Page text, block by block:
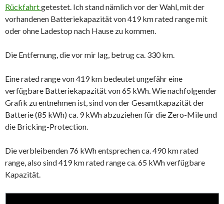
Rückfahrtgetestet. Ich stand nämlich vor der Wahl, mit der
vorhandenen Batteriekapazität von 419 km rated range mit
oder ohne Ladestop nach Hause zu kommen.
Die Entfernung, die vor mir lag, betrug ca. 330 km.
Eine rated range von 419 km bedeutet ungefähr eine
verfügbare Batteriekapazität von 65 kWh. Wie nachfolgender
Grafik zu entnehmen ist, sind von der Gesamtkapazität der
Batterie (85 kWh) ca. 9 kWh abzuziehen für die Zero-Mile und
die Bricking-Protection.
Die verbleibenden 76 kWh entsprechen ca. 490 km rated
range, also sind 419 km rated range ca. 65 kWh verfügbare
Kapazität.